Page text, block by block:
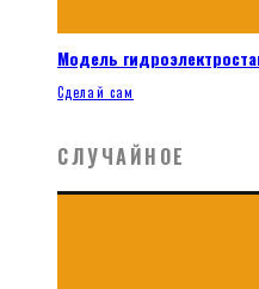
Модель
Сделай сам
СЛУЧАЙНОЕ